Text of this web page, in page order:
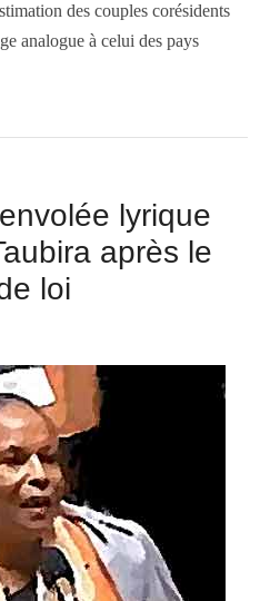
des couples corésidents
analogue à celui des pays
lyrique
après le
loi